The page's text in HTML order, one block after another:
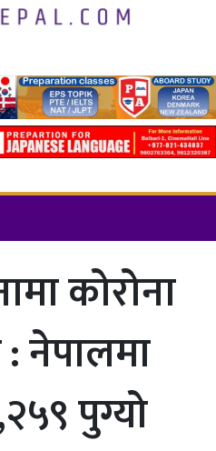
कोरोना
नेपालमा
पुग्यो